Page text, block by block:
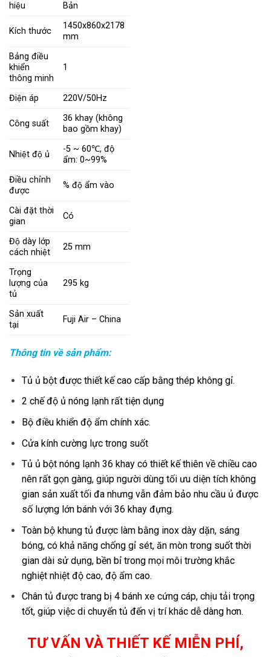
hiệu Bản
Kích thước
1450x860x2178
mm
Bảng điều
khiển
thông minh
1
Điện áp 220V/50Hz
Công suất
36 khay (không
bao gồm khay)
Nhiệt độ ủ
-5 ~ 60℃, độ
ẩm: 0~99%
Điều chỉnh
được
% độ ẩm vào
Cài đặt thời
gian
Có
Độ dày lớp
cách nhiệt
25 mm
Trọng
lượng của
tủ
295 kg
Sản xuất
tại
Fuji Air – China
Thông tin về sản phẩm:
Tủ ủ bột được thiết kế cao cấp bằng thép không gỉ.
2 chế độ ủ nóng lạnh rất tiện dụng
Bộ điều khiển độ ẩm chính xác.
Cửa kính cường lực trong suốt
Tủ ủ bột nóng lạnh 36 khay có thiết kế thiên về chiều cao
nên rất gọn gàng, giúp người dùng tối ưu diện tích không
gian sản xuất tối đa nhưng vẫn đảm bảo nhu cầu ủ được
số lượng lớn bánh với 36 khay đựng.
Toàn bộ khung tủ được làm bằng inox dày dặn, sáng
bóng, có khả năng chống gỉ sét, ăn mòn trong suốt thời
gian dài sử dụng, bền bỉ trong mọi môi trường khắc
nghiệt nhiệt độ cao, độ ẩm cao.
Chân tủ được trang bị 4 bánh xe cứng cáp, chịu tải trọng
tốt, giúp việc di chuyển tủ đến vị trí khác dễ dàng hơn.
TƯ VẤN VÀ THIẾT KẾ MIỄN PHÍ,